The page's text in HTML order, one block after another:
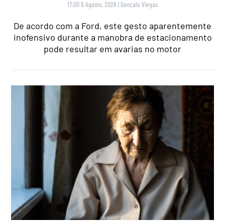
17:00 6 Agosto, 2026 | Gonçalo Viegas
De acordo com a Ford, este gesto aparentemente
inofensivo durante a manobra de estacionamento
pode resultar em avarias no motor